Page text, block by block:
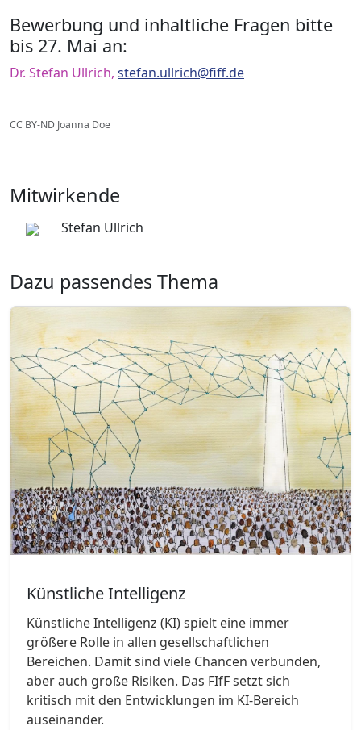
Bewerbung und inhaltliche Fragen bitte
bis 27. Mai an:
Dr. Stefan Ullrich, stefan.ullrich@fiff.de
CC BY-ND Joanna Doe
Mitwirkende
Stefan Ullrich
Dazu passendes Thema
Künstliche Intelligenz
Künstliche Intelligenz (KI) spielt eine immer
größere Rolle in allen gesellschaftlichen
Bereichen. Damit sind viele Chancen verbunden,
aber auch große Risiken. Das FIfF setzt sich
kritisch mit den Entwicklungen im KI-Bereich
auseinander.